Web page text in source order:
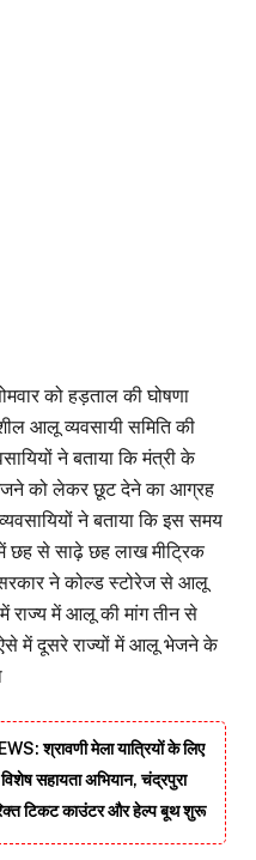
को हड़ताल की घोषणा
आलू व्यवसायी समिति की
ने बताया कि मंत्री के
को लेकर छूट देने का आग्रह
ने बताया कि इस समय
छह से साढ़े छह लाख मीट्रिक
ने कोल्ड स्टोरेज से आलू
राज्य में आलू की मांग तीन से
ऐसे में दूसरे राज्यों में आलू भेजने के
श्रावणी मेला यात्रियों के लिए
सहायता अभियान, चंद्रपुरा
टिकट काउंटर और हेल्प बूथ शुरू